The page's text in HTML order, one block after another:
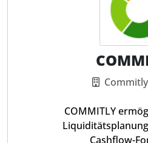
COMMITLY
Cashflow-